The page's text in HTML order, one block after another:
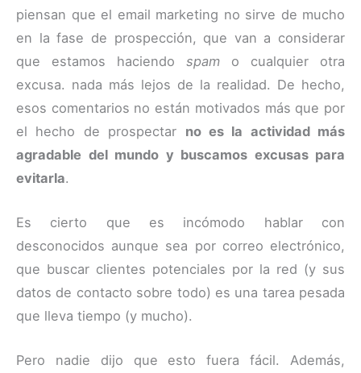
piensan que el email marketing no sirve de mucho
en la fase de prospección, que van a considerar
que estamos haciendo spam o cualquier otra
excusa. nada más lejos de la realidad. De hecho,
esos comentarios no están motivados más que por
el hecho de prospectar no es la actividad más
agradable del mundo y buscamos excusas para
evitarla.
Es cierto que es incómodo hablar con
desconocidos aunque sea por correo electrónico,
que buscar clientes potenciales por la red (y sus
datos de contacto sobre todo) es una tarea pesada
que lleva tiempo (y mucho).
Pero nadie dijo que esto fuera fácil. Además,